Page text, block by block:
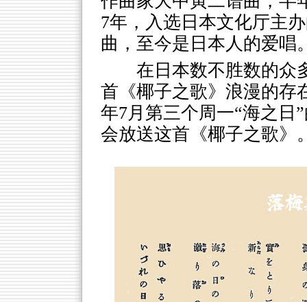
7年，入选日本文化厅主
曲，至今是日本人的爱唱
在日本数不胜数的众
首《椰子之歌》浪漫的存
年7月第三个周一“海之日
会放送这首《椰子之歌》